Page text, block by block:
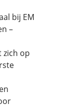
bij EM
–
zich op